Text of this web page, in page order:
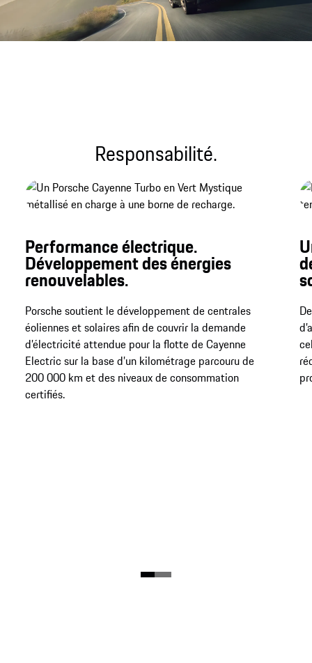
Responsabilité.
Performance électrique.
Développement des énergies
renouvelables.
Porsche soutient le développement de centrales
éoliennes et solaires afin de couvrir la demande
d’électricité attendue pour la flotte de Cayenne
Electric sur la base d’un kilométrage parcouru de
200 000 km et des niveaux de consommation
certifiés.